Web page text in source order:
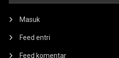
Masuk
Feed entri
Feed komentar